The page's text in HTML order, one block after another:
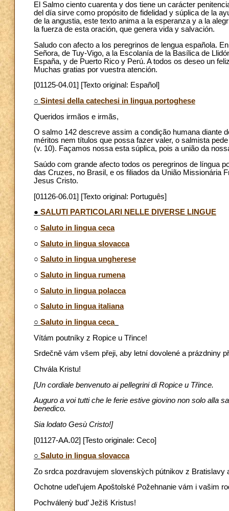
El Salmo ciento cuarenta y dos tiene un carácter
del día sirve como propósito de fidelidad y súplica de la
de la angustia, este texto anima a la esperanza y a la
la fuerza de esta oración, que genera vida y salvación.
Saludo con afecto a los peregrinos de lengua española.
Señora, de Tuy-Vigo, a la Escolanía de la Basílica de
España, y de Puerto Rico y Perú. A todos os deseo un
Muchas gratias por vuestra atención.
[01125-04.01] [Texto original: Español]
○ Sintesi della catechesi in lingua portoghese
Queridos irmãos e irmãs,
O salmo 142 descreve assim a condição humana diante
méritos nem títulos que possa fazer valer, o salmista
(v. 10). Façamos nossa esta súplica, pois a união da
Saúdo com grande afecto todos os peregrinos de língua
das Cruzes, no Brasil, e os filiados da União Missionária
Jesus Cristo.
[01126-06.01] [Texto original: Português]
● SALUTI PARTICOLARI NELLE DIVERSE LINGUE
○ Saluto in lingua ceca
○ Saluto in lingua slovacca
○ Saluto in lingua ungherese
○ Saluto in lingua rumena
○ Saluto in lingua polacca
○ Saluto in lingua italiana
○ Saluto in lingua ceca
Vítám poutníky z Ropice u Třince!
Srdečně vám všem přeji, aby letní dovolené a prázdniny
Chvála Kristu!
[Un cordiale benvenuto ai pellegrini di Ropice u Třince.
Auguro a voi tutti che le ferie estive giovino non solo alla
benedico.
Sia lodato Gesù Cristo!]
[01127-AA.02] [Testo originale: Ceco]
○ Saluto in lingua slovacca
Zo srdca pozdravujem slovenskỳch pútnikov z Bratislavy
Ochotne udel’ujem Apoštolské Požehnanie vám i vašim
Pochválenỳ bud’ Ježiš Kristus!